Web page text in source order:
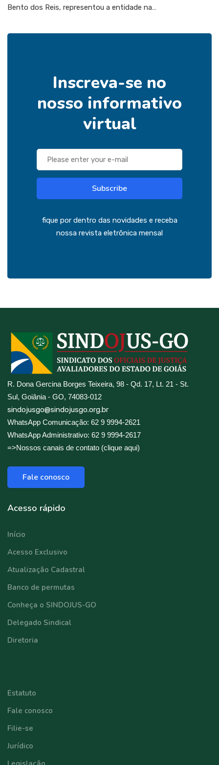
Bento dos Reis, representou a entidade na…
Inscreva-se no
nosso informativo
virtual
Subscribe
fique por dentro das novidades e receba
nossa revista eletrônica mensal
R. Dona Gercina Borges Teixeira, 98 - Qd. 17, Lt. 21 - St.
Sul, Goiânia - GO, 74083-012
sindojusgo@sindojusgo.org.br
WhatsApp Comunicação: 62 9 9994-2621
WhatsApp Administrativo: 62 9 9994-2617
=>Nossos canais de contato (clique aqui)
Fale conosco
Acesso rápido
Início
Acesso Exclusivo
Atualização Cadastral
Banco de permutas
Conheça o SINDOJUS-GO
Delegado Sindical
Diretoria
Estatuto
Fale conosco
Filie-se
Jurídico